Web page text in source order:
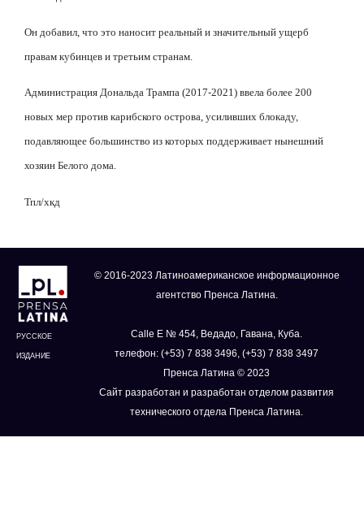
Он добавил, что это наносит реальный и значительный ущерб
правам кубинцев и третьим странам.
Администрация Дональда Трампа (2017-2021) ввела более 200
новых мер против карибского острова, усиливших блокаду,
подавляющее большинство из которых поддерживает нынешний
хозяин Белого дома.
Тпл/хкд
РУССКОЕ
ИЗДАНИЕ
© 2016-2023 Латиноамериканское информационное
агентство Пренса Латина.
Calle E № 454, Ведадо, Гавана, Куба.
телефон: (+53) 7 838 3496, (+53) 7 838 3497
Пренса Латина © 2023
Сайт разработан и разработан отделом развития
технического отдела Пренса Латина.